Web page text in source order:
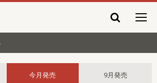
今月発売 9月発売